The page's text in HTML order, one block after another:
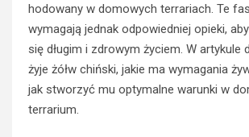
hodowany w domowych terrariach. Te
wymagają jednak odpowiedniej opieki,
się długim i zdrowym życiem. W artykule
żyje żółw chiński, jakie ma wymagania
jak stworzyć mu optymalne warunki w
terrarium.